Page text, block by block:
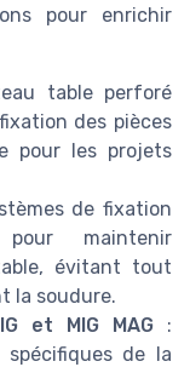
pour enrichir
table perforé
des pièces
pour les projets
de fixation
maintenir
évitant tout
la soudure.
et MIG MAG :
de la